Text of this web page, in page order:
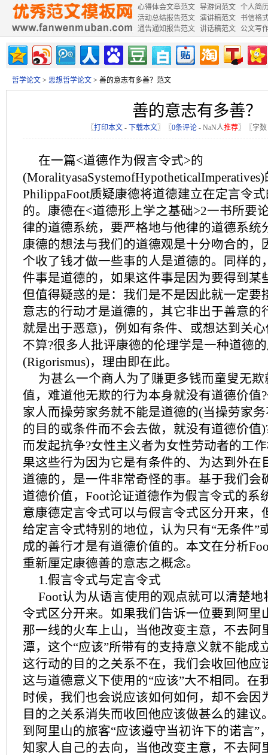
心得体会文章范文 导游词范文 个人简
活动总结报告范文 演讲稿范文 书信格
通告通知报告范文 讲话稿范文 公文写
哲学论文 > 思想哲学论文 > 善的意志有多善？范文
善的意志有多善？
〖打印本文 - 下载本文〗〖0条评论 - NaN人推荐〗〖字
在一篇<道德作为假言令式>的
PhilippaFoot质疑康德将道德建立在定言令
的。康德在<道德形上学之基础>2一书所要
律的道德系统，要严格地与他律的道德系统
康德的想法与我们的道德观是十分吻合的，
个收了钱才做一些事的人是道德的。同样的
件事是道德的，如果这件事是因为要得到某
但值得疑惑的是：我们是不是因此就一定要
意志的行动才是道德的，其它非出于善意的
就是出于恶意)，例如有条件、或想达到关
不算?很多人批评康德的伦理学是一种道德
(Rigorismus)，理由即在此。
为甚么一个商人为了赚更多钱而童叟无
值，难道他无欺的行为本身就没有道德价值
家人而操劳家务就不能是道德的(当操劳家
的目的或条件而不会去做，就没有道德价值
而发起抗争?女性主义者为女性劳动者的工
果这些行为因为它是有条件的、为达到外在
道德的，是一件非常奇怪的事。基于我们会
道德价值，Foot论证道德作为假言令式的系
意康德定言令式可以与假言令式区分开来，
给定言令式特别的地位，认为只有“无条件”
成的善行才是有道德价值的。本文在分析
重新厘定康德善的意志之概念。
1.假言令式与定言令式
Foot认为从语言使用的观点就可以清楚
令式区分开来。如果我们告诉一位要到阿里
那一线的火车上山，当他改变主意，不去阿
潭，这个“应该”所带有的支持意义就不能成
这行动的目的之关系不在，我们会收回他应
这与道德意义下使用的“应该”大不相同。在
时候，我们也会说应该如何如何，却不会因
目的之关系消失而收回他应该做甚么的建议
到阿里山的旅客“应该遵守当初许下的诺言”
知家人自己的去向，当他改变主意，不去阿